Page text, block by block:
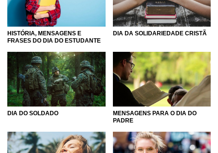
época tão específica do ano. Esteja preparado, pois o mês
de agosto é conhecido por ser um mês longo e que passa
devagar. Por isso, celebre cada dia intensamente, sempre
dando um passo de cada vez. A caminhada será longa,
HISTÓRIA, MENSAGENS E
FRASES DO DIA DO ESTUDANTE
DIA DA SOLIDARIEDADE CRISTÃ
DIA DO SOLDADO
MENSAGENS PARA O DIA DO
PADRE